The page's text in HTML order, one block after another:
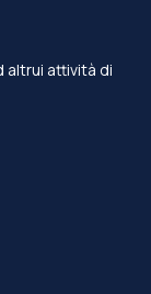
attività di